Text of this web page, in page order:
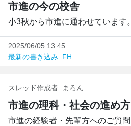
市進の今の校舎
2025/06/05 13:45
最新の書き込み: FH
スレッド作成者: まろん
市進の理科・社会の進め方